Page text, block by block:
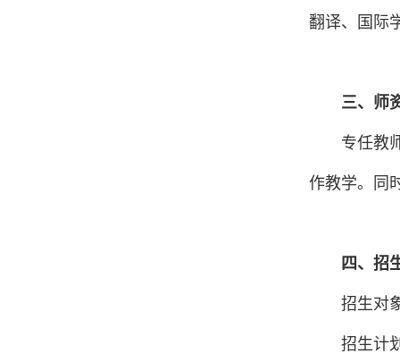
翻译、国际
三、师
专任教
作教学。同
四、招
招生对
招生计